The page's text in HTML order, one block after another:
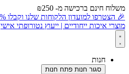
לתוכן
משלוח חינם ברכישה מ- ₪250
🎉 הצטרפו למועדון הלקוחות שלנו וקבלו 10% הנחה
מוצרי איכות ייחודיים | ייעוץ נטורופתי אישי
חנות
סגור חנות פתח חנות